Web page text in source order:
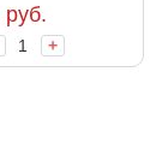
руб.
+